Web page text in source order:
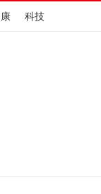
科技